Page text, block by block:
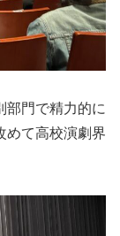
部門で精力的に
めて高校演劇界